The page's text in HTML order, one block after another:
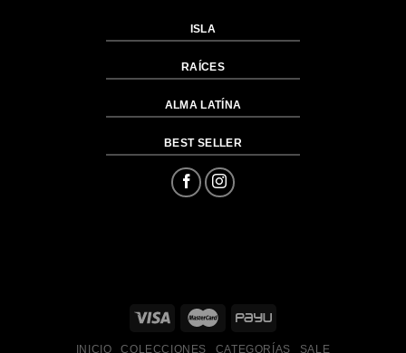
ISLA
RAÍCES
ALMA LATÍNA
BEST SELLER
INICIO COLECCIONES CATEGORÍAS SALE